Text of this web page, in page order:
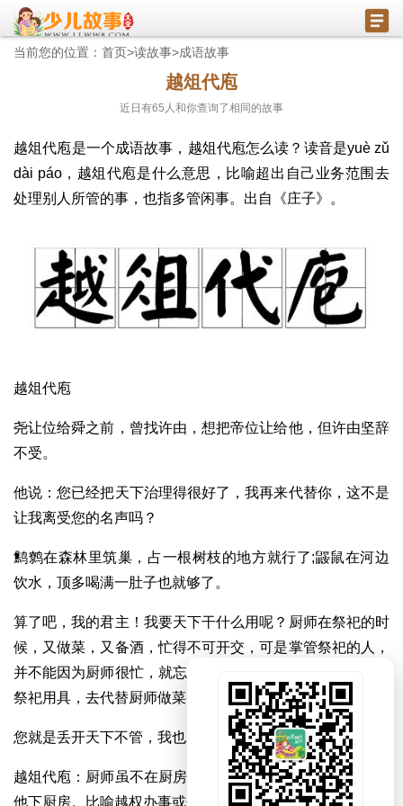
当前您的位置： 首页>读故事>成语故事
越俎代庖
近日有65 人和你查询了相同的故事
越俎代庖是一个成语故事，越俎代庖怎么读？读音是yuè zǔ
dài páo，越俎代庖是什么意思，比喻超出自己业务范围去
处理别人所管的事，也指多管闲事。出自《庄子》。
越俎代庖
尧让位给舜之前，曾找许由，想把帝位让给他，但许由坚辞
不受。
他说：您已经把天下治理得很好了，我再来代替你，这不是
让我离受您的名声吗？
鹪鹩在森林里筑巢，占一根树枝的地方就行了;鼹鼠在河边
饮水，顶多喝满一肚子也就够了。
算了吧，我的君主！我要天下干什么用呢？厨师在祭祀的时
候，又做菜，又备酒，忙得不可开交，可是掌管祭祀的人，
并不能因为厨师很忙，就忘记自己的本职工作，丢下手中的
祭祀用具，去代替厨师做菜备酒啊！
您就是丢开天下不管，我也决不会代替您的职务。
越俎代庖：厨师虽不在厨房做饭，司祭也不能放下祭品去替
他下厨房。比喻越权办事或包办代替。